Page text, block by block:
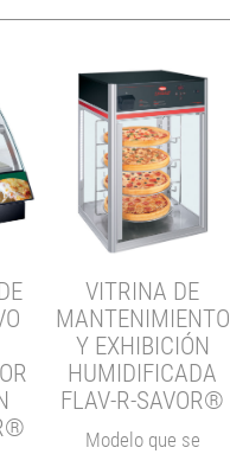
VITRINA DE
MANTENIMIENTO
Y EXHIBICIÓN
HUMIDIFICADA
FLAV-R-SAVOR®
Modelo que se